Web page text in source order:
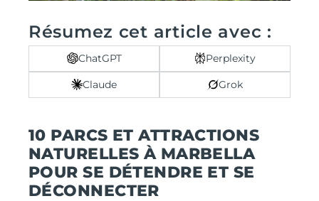
Résumez cet article avec :
ChatGPT Perplexity
Claude Grok
10 PARCS ET ATTRACTIONS
NATURELLES À MARBELLA
POUR SE DÉTENDRE ET SE
DÉCONNECTER